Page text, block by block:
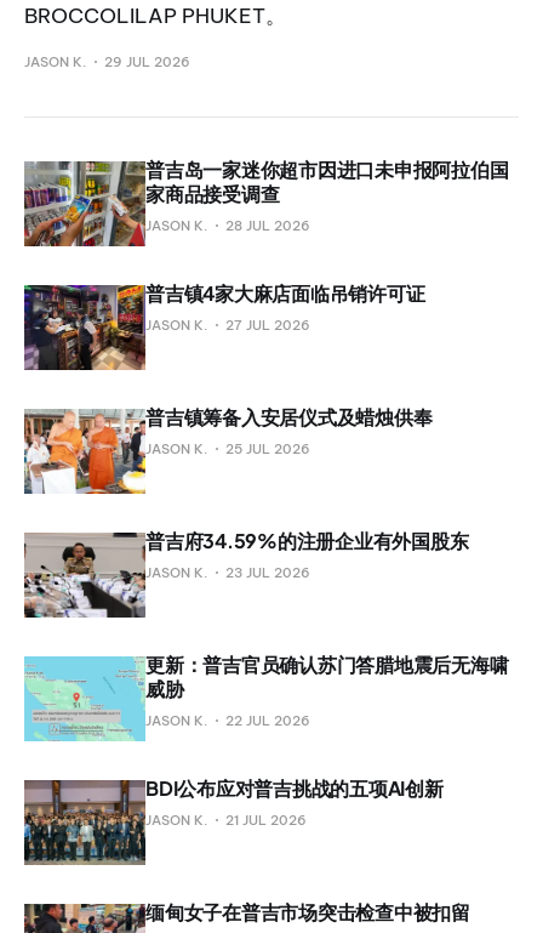
BROCCOLILAP PHUKET。
JASON K. 29 JUL 2026
普吉岛一家迷你超市因进口未申报阿拉伯国
家商品接受调查
JASON K. 28 JUL 2026
普吉镇4家大麻店面临吊销许可证
JASON K. 27 JUL 2026
普吉镇筹备入安居仪式及蜡烛供奉
JASON K. 25 JUL 2026
普吉府34.59%的注册企业有外国股东
JASON K. 23 JUL 2026
更新：普吉官员确认苏门答腊地震后无海啸
威胁
JASON K. 22 JUL 2026
BDI公布应对普吉挑战的五项AI创新
JASON K. 21 JUL 2026
缅甸女子在普吉市场突击检查中被扣留